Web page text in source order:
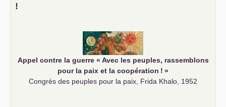
–!
Appel contre la guerre « Avec les peuples, rassemblons
pour la paix et la coopération ! »
Congrès des peuples pour la paix, Frida Khalo, 1952